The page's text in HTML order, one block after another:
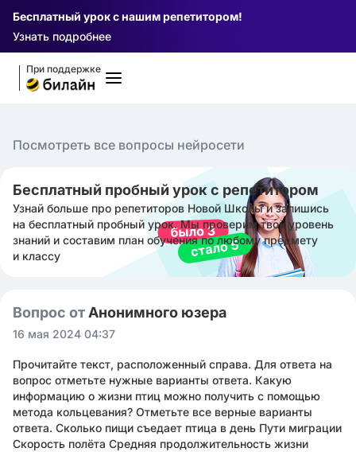
Бесплатный урок с нашим репетитором!
Узнать подробнее
При поддержке
Посмотреть все вопросы нейросети
Бесплатный пробный урок с репетитором
Узнай больше про репетиторов Новой Школы и запишись
на бесплатный пробный урок. Мы проверим твой уровень
знаний и составим план обучения по любому предмету
и классу
Вопрос от Анонимного юзера
16 мая 2024 04:37
Прочитайте текст, расположенный справа. Для ответа на
вопрос отметьте нужные варианты ответа. Какую
информацию о жизни птиц можно получить с помощью
метода кольцевания? Отметьте все верные варианты
ответа. Сколько пищи съедает птица в день Пути миграции
Скорость полёта Средняя продолжительность жизни